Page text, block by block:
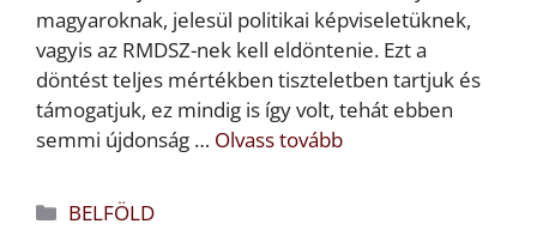
magyaroknak, jelesül politikai képviseletüknek,
vagyis az RMDSZ-nek kell eldöntenie. Ezt a
döntést teljes mértékben tiszteletben tartjuk és
támogatjuk, ez mindig is így volt, tehát ebben
semmi újdonság … Olvass tovább
Kategória
BELFÖLD